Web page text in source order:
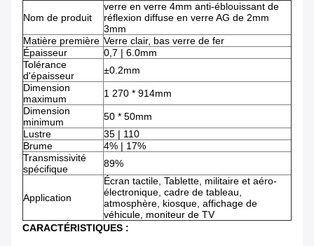
Nom de produit
verre en verre 4mm anti-éblouissant de
réflexion diffuse en verre AG de 2mm
3mm
Matière première Verre clair, bas verre de fer
Épaisseur
0,7 | 6.0mm
Tolérance
d'épaisseur
±0.2mm
Dimension
maximum
1 270 * 914mm
Dimension
minimum
50 * 50mm
Lustre
35 | 110
Brume
4% | 17%
Transmissivité
spécifique
89%
Application
Écran tactile, Tablette, militaire et aéro-
électronique, cadre de tableau,
atmosphère, kiosque, affichage de
véhicule, moniteur de TV
CARACTÉRISTIQUES :